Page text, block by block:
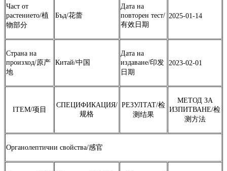
Част от
растението/植
物部分
Бъд/花蕾
Дата на
повторен тест/
有效日期
2025-01-14
Страна на
произход/原产
地
Китай/中国
Дата на
издаване/印发
日期
2023-02-01
ITEM/项目
СПЕЦИФИКАЦИЯ/
规格
РЕЗУЛТАТ/检
测结果
МЕТОД ЗА
ИЗПИТВАНЕ/检
测方法
Органолептични свойства/感官